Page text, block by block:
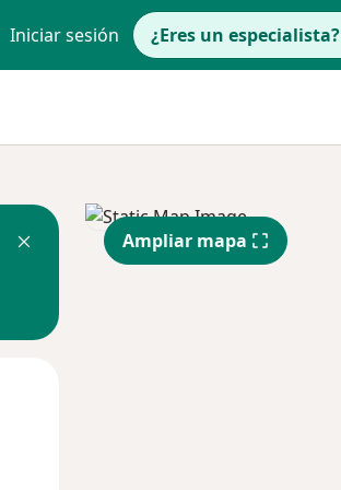
Iniciar sesión ¿Eres un especialista?
Ampliar mapa